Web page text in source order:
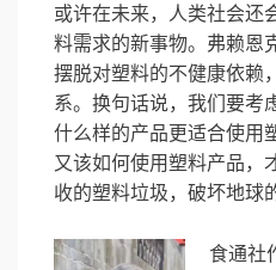
或许在未来，人类社会还
料需求的新事物。弗赖恩
摆脱对塑料的不健康依赖
系。换句话说，我们要考
什么样的产品更适合使用
又该如何使用塑料产品，
收的塑料垃圾，破坏地球
食通社